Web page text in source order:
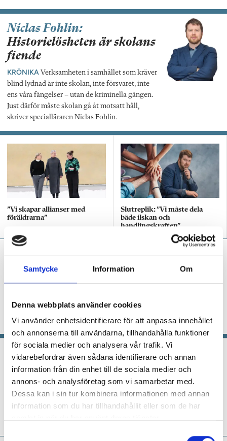
Samtycke Information Om
Denna webbplats använder cookies
Vi använder enhetsidentifierare för att anpassa innehållet
och annonserna till användarna, tillhandahålla funktioner
för sociala medier och analysera vår trafik. Vi
vidarebefordrar även sådana identifierare och annan
information från din enhet till de sociala medier och
annons- och analysföretag som vi samarbetar med.
Dessa kan i sin tur kombinera informationen med annan
information som du har tillhandahållit eller som de har
Niclas Fohlin:
Historielösheten är skolans
fiende
KRÖNIKA Verksamheten i samhället som kräver
blind lydnad är inte skolan, inte försvaret, inte
ens våra fängelser – utan de kriminella gängen.
Just därför måste skolan gå åt motsatt håll,
skriver specialläraren Niclas Fohlin.
”Vi skapar allianser med
föräldrarna”
Slutreplik: ”Vi måste dela
både ilskan och
handlingskraften”
Niclas Fohlin:”En epidemi i
skolan – nånannanismen
sprider sig”
på att vi kan påverka våra elever i en positiv
riktning slutar vi att försöka”.
En specialpedagog måste stå rak i
stormen
MITT JOBBSpecialpedagogen Heléne
Jörgensen fasar för en framtida skola där
eleverna själva lastas för problem som är